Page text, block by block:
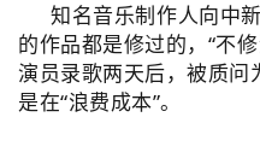
知名音乐制作人向中
的作品都是修过的，“不
演员录歌两天后，被质问
是在“浪费成本”。